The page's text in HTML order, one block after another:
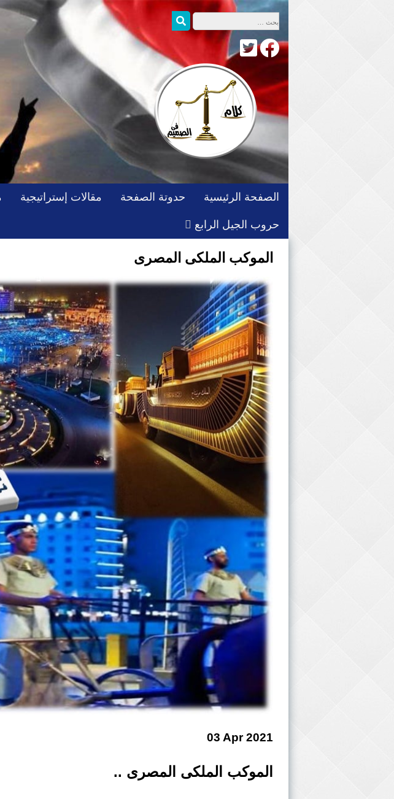
التجاوز
إلى
البحث عن:
بحث
الصفحة الرئيسية حدوتة الصفحة مقالات إستراتيجية
حروب الجيل الرابع
الموكب الملكى المصرى
03 Apr 2021
الموكب الملكى المصرى ..